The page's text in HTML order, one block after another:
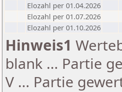
Elozahl per 01.04.2026
Elozahl per 01.07.2026
Elozahl per 01.10.2026
Hinweis1
blank ... Partie
V ... Partie